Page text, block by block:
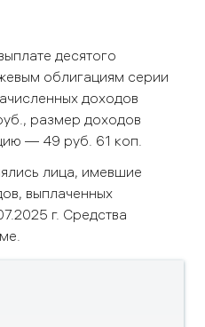
десятого
облигациям серии
доходов
размер доходов
— 49 руб. 61 коп.
лица, имевшие
выплаченных
г. Средства